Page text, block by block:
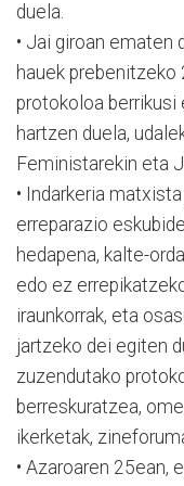
duela.
• Jai giroan ematen
hauek
protokoloa
hartzen duela,
Feministarekin eta
• Indarkeria
erreparazio
hedapena, kalte-
edo ez
iraunkorrak, eta
jartzeko dei egiten
zuzendutako
berreskuratzea,
ikerketak,
• Azaroaren 25ean,